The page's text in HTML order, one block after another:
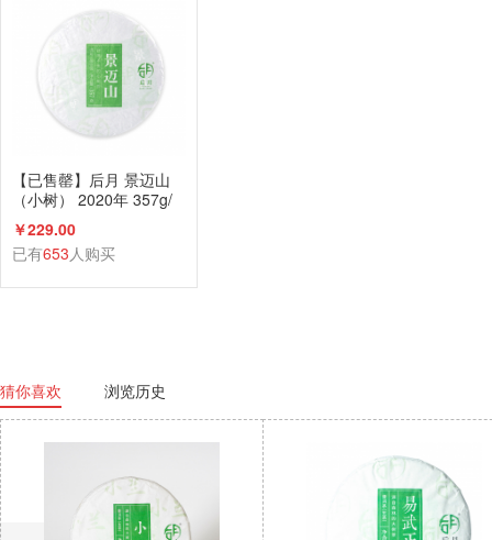
【已售罄】后月 景迈山
（小树） 2020年 357g/
饼 生茶 头春小树鲜叶守
采 普洱茶
￥229.00
已有653人购买
猜你喜欢 浏览历史